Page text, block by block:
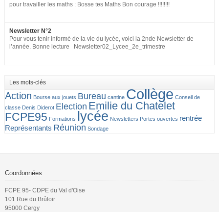
lemploi-public
pour travailler les maths : Bosse tes Maths Bon courage !!!!!!!!
Newsletter N°2
Pour vous tenir informé de la vie du lycée, voici la 2nde Newsletter de
l’année. Bonne lecture Newsletter02_Lycee_2e_trimestre
Les mots-clés
Action Bourse aux jouets Bureau cantine Collège Conseil de
classe Denis Diderot Election Emilie du Chatelet
FCPE95 Formations lycée Newsletters Portes ouvertes rentrée
Représentants Réunion Sondage
Coordonnées
FCPE 95- CDPE du Val d'Oise
101 Rue du Brûloir
95000 Cergy